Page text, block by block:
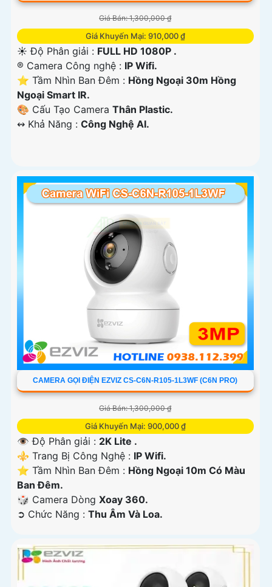
Giá Bán: 1,300,000 ₫
Giá Khuyến Mại: 910,000 ₫
☀️ Độ Phân giải : FULL HD 1080P .
®️ Camera Công nghệ : IP Wifi.
⭐ Tầm Nhìn Ban Đêm : Hồng Ngoại 30m Hồng
Ngoại Smart IR.
🎨 Cấu Tạo Camera Thân Plastic.
️↭ Khả Năng : Công Nghệ AI.
CAMERA GỌI ĐIỆN EZVIZ CS-C6N-R105-1L3WF (C6N PRO)
Giá Bán: 1,300,000 ₫
Giá Khuyến Mại: 900,000 ₫
👁 Độ Phân giải : 2K Lite .
⚜️ Trang Bị Công Nghệ : IP Wifi.
⭐ Tầm Nhìn Ban Đêm : Hồng Ngoại 10m Có Màu
Ban Ðêm.
🎲 Camera Dòng Xoay 360.
️➲ Chức Năng : Thu Âm Và Loa.